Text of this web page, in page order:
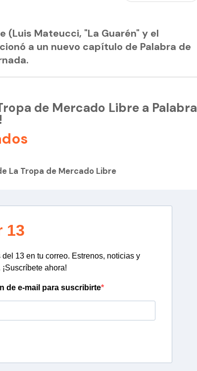
(Luis Mateucci, "La Guarén" y el
a un nuevo capítulo de Palabra de
de Mercado Libre a Palabra
La Tropa de Mercado Libre
13
13 en tu correo. Estrenos, noticias y
ahora!
de e-mail para suscribirte